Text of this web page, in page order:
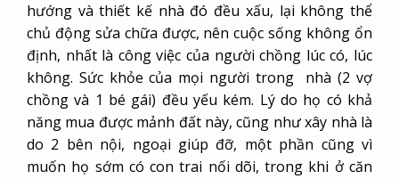
hướng và thiết kế nhà đó đều xấu, lại không thể
chủ động sửa chữa được, nên cuộc sống không ổn
định, nhất là công việc của người chồng lúc có, lúc
không. Sức khỏe của mọi người trong nhà (2 vợ
chồng và 1 bé gái) đều yếu kém. Lý do họ có khả
năng mua được mảnh đất này, cũng như xây nhà là
do 2 bên nội, ngoại giúp đỡ, một phần cũng vì
muốn họ sớm có con trai nối dõi, trong khi ở căn